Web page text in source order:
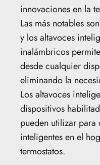
innovaciones en la
Las más notables
y los altavoces
inalámbricos
desde cualquier
eliminando la
Los altavoces
dispositivos
pueden utilizar
inteligentes en el
termostatos.